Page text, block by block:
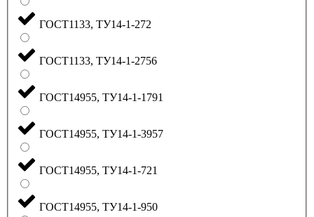
ГОСТ1133, ТУ14-1-272
ГОСТ1133, ТУ14-1-2756
ГОСТ14955, ТУ14-1-1791
ГОСТ14955, ТУ14-1-3957
ГОСТ14955, ТУ14-1-721
ГОСТ14955, ТУ14-1-950